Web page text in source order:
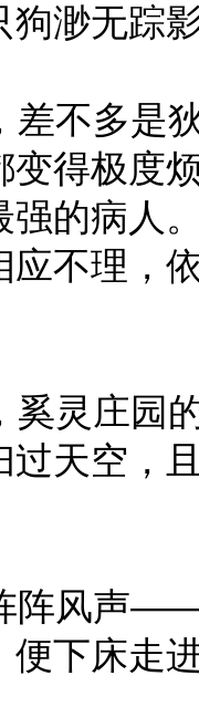
狗渺无踪
不多是
变得极度
强的病
应不理，
灵庄园
过天空，
风声——
便下床走